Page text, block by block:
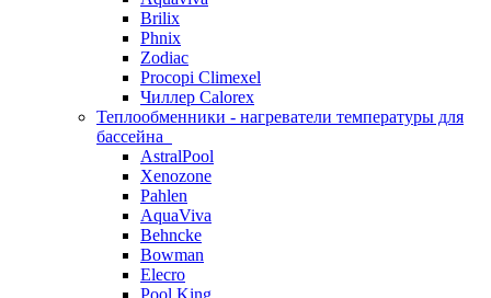
Brilix
Phnix
Zodiac
Procopi Climexel
Чиллер Calorex
Теплообменники - нагреватели температуры для
бассейна
AstralPool
Xenozone
Pahlen
AquaViva
Behncke
Bowman
Elecro
Pool King